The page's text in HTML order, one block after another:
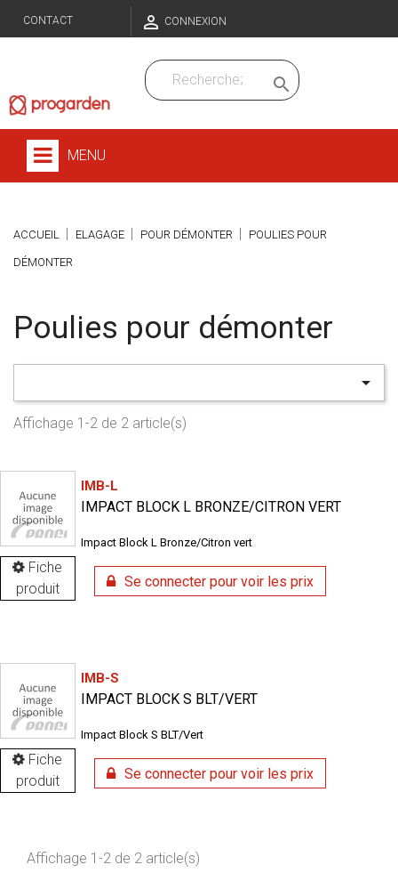
CONTACT  CONNEXION

MENU
ACCUEIL ELAGAGE POUR DÉMONTER POULIES POUR
DÉMONTER
Poulies pour démonter

Affichage 1-2 de 2 article(s)
Fiche
produit
IMB-L
IMPACT BLOCK L BRONZE/CITRON VERT
Impact Block L Bronze/Citron vert
Se connecter pour voir les prix
Fiche
produit
IMB-S
IMPACT BLOCK S BLT/VERT
Impact Block S BLT/Vert
Se connecter pour voir les prix
Affichage 1-2 de 2 article(s)